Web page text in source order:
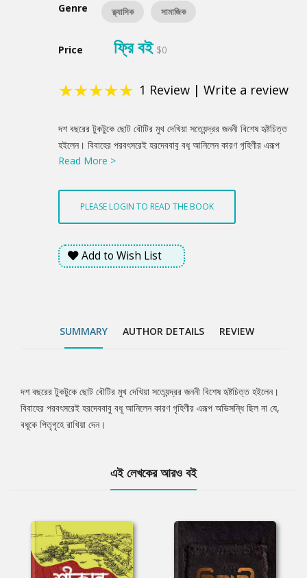
Genre ক্ল্যাসিক সামাজিক
Price ফ্রি বই $0
★★★★★ 1 Review | Write a review
Product
Summery
দশ বছরের টুকটুকে ছোট বৌটির মুখ দেখিয়া সত্যেন্দ্রর জননী বিশেষ হৃষ্টচিত্ত
হইলেন। বিবাহের পরবৎসরেই হরদেববাবু বধূ আনিলেন কারণ গৃহিণীর এরূপ
অভিসন্ধি ছিল না যে, বধূকে পিতৃগৃহে রাখিয়া দেন।
Read More >
PLEASE LOGIN TO READ THE BOOK
Add to Wish List
SUMMARY AUTHOR DETAILS REVIEW
Tab
Article
দশ বছরের টুকটুকে ছোট বৌটির মুখ দেখিয়া সত্যেন্দ্রর জননী বিশেষ হৃষ্টচিত্ত হইলেন।
বিবাহের পরবৎসরেই হরদেববাবু বধূ আনিলেন কারণ গৃহিণীর এরূপ অভিসন্ধি ছিল না যে,
বধূকে পিতৃগৃহে রাখিয়া দেন।
এই লেখকের আরও বই